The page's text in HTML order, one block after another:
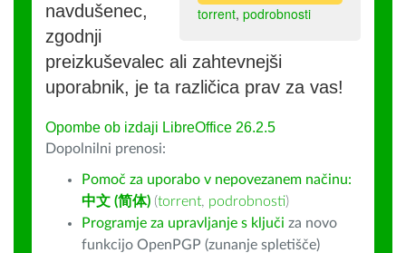
torrent, podrobnosti
navdušenec,
zgodnji
preizkuševalec ali zahtevnejši
uporabnik, je ta različica prav za vas!
Opombe ob izdaji LibreOffice 26.2.5
Dopolnilni prenosi:
Pomoč za uporabo v nepovezanem načinu:
中文 (简体) (torrent, podrobnosti)
Programje za upravljanje s ključi za novo
funkcijo OpenPGP (zunanje spletišče)